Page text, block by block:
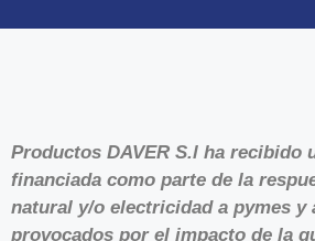
Productos DAVER S.l ha recibido
financiada como parte de la
natural y/o electricidad a pymes
provocados por el impacto de la